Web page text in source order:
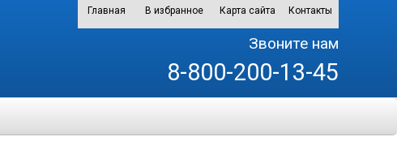
Главная В избранное Карта сайта Контакты
Звоните нам
8-800-200-13-45